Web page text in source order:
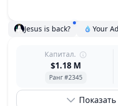
Jesus is back? Your
Капитал.
$1.18 M
Ранг #2345
Показать